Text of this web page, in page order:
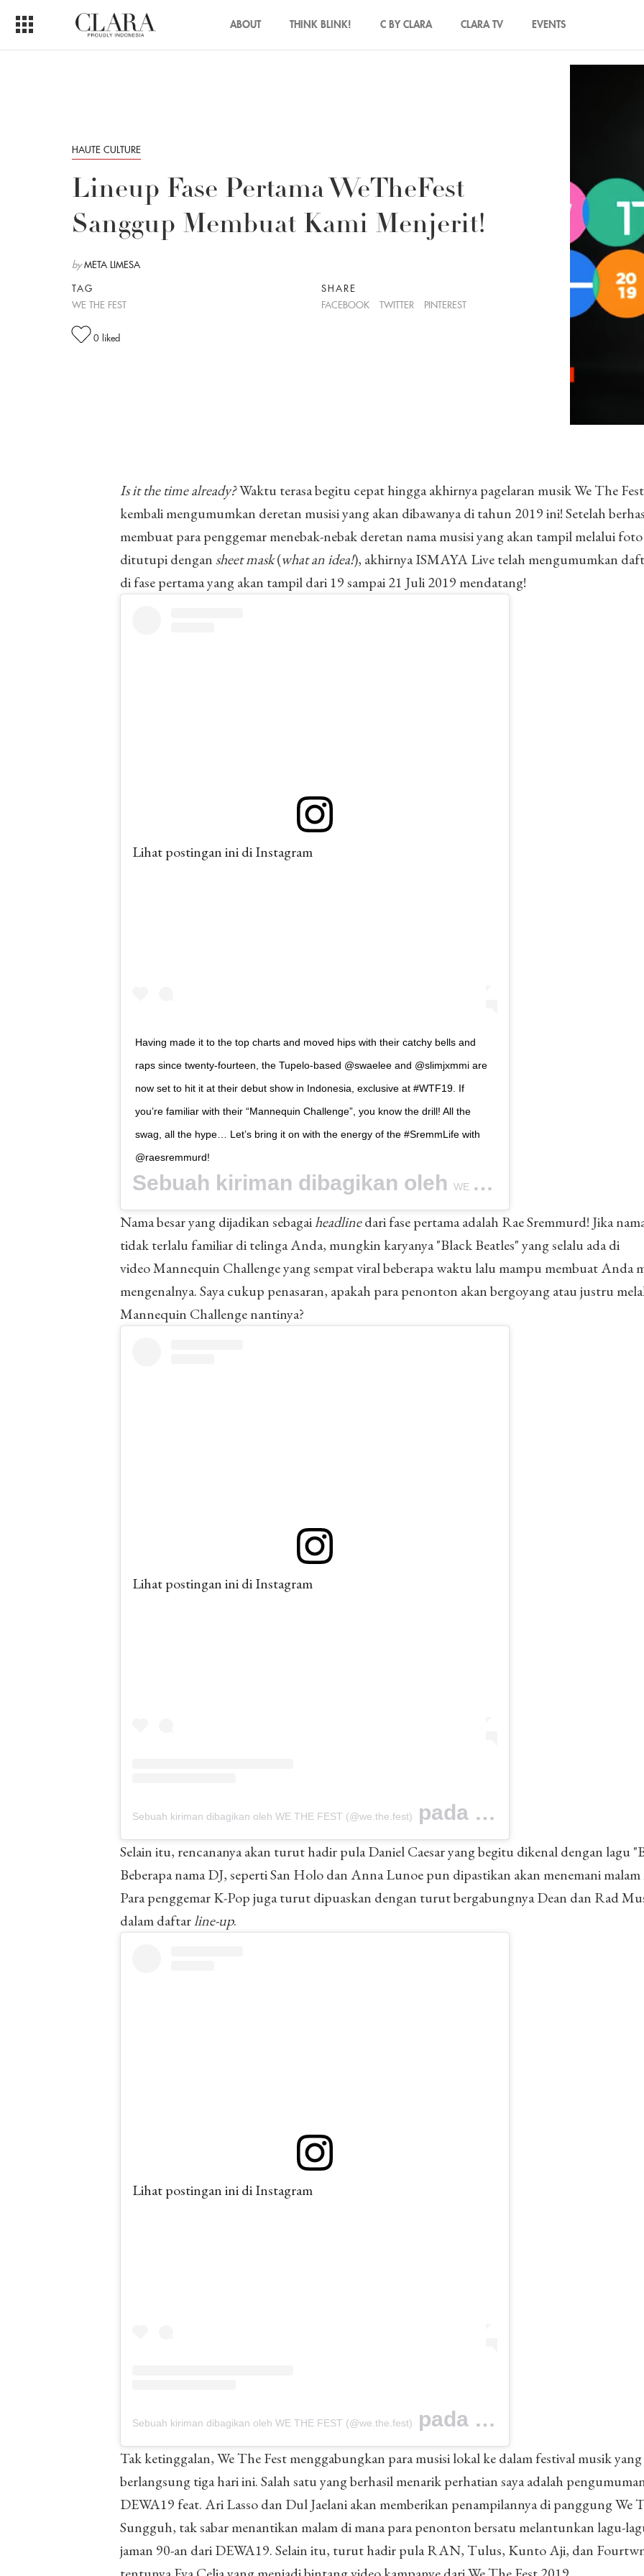
ABOUT THINK BLINK! C BY CLARA CLARA TV EVENTS
HAUTE CULTURE
Lineup Fase Pertama WeTheFest
Sanggup Membuat Kami Menjerit!
by META LIMESA
TAG
WE THE FEST
SHARE
FACEBOOK
TWITTER PINTEREST
0 liked
Is it the time already?Waktu terasa begitu cepat hingga akhirnya pagelaran musik We The
kembali mengumumkan deretan musisi yang akan dibawanya di tahun 2019 ini! Setelah
membuat para penggemar menebak-nebak deretan nama musisi yang akan tampil melalui
ditutupi dengan sheet mask(what an idea!), akhirnya ISMAYA Live telah mengumumkan
di fase pertama yang akan tampil dari 19 sampai 21 Juli 2019 mendatang!
Lihat postingan ini di Instagram
Having made it to the top charts and moved hips with their catchy bells and
raps since twenty-fourteen, the Tupelo-based @swaelee and @slimjxmmi are
now set to hit it at their debut show in Indonesia, exclusive at #WTF19. If
you’re familiar with their “Mannequin Challenge”, you know the drill! All the
swag, all the hype… Let’s bring it on with the energy of the #SremmLife with
@raesremmurd!
Sebuah kiriman dibagikan oleh WE THE FEST
Nama besar yang dijadikan sebagaiheadlinedari fase pertama adalah Rae Sremmurd! Jika
tidak terlalu familiar di telinga Anda, mungkin karyanya "Black Beatles" yang selalu ada di
video Mannequin Challenge yang sempat viral beberapa waktu lalu mampu membuat Anda
mengenalnya. Saya cukup penasaran, apakah para penonton akan bergoyang atau justru
Mannequin Challenge nantinya?
Lihat postingan ini di Instagram
Sebuah kiriman dibagikan oleh WE THE FEST (@we.the.fest) pada 22 Peb 2019 jam 3:32 PST
Selain itu, rencananya akan turut hadir pula Daniel Caesar yang begitu dikenal dengan lagu
Beberapa nama DJ, seperti San Holo dan Anna Lunoe pun dipastikan akan menemani
Para penggemar K-Pop juga turut dipuaskan dengan turut bergabungnya Dean dan Rad
dalam daftarline-up.
Lihat postingan ini di Instagram
Sebuah kiriman dibagikan oleh WE THE FEST (@we.the.fest) pada 22 Peb 2019 jam 2:12 PST
Tak ketinggalan, We The Fest menggabungkan para musisi lokal ke dalam festival musik yang
berlangsung tiga hari ini. Salah satu yang berhasil menarik perhatian saya adalah
DEWA19 feat. Ari Lasso dan Dul Jaelani akan memberikan penampilannya di panggung We
Sungguh, tak sabar menantikan malam di mana para penonton bersatu melantunkan lagu-
jaman 90-an dari DEWA19. Selain itu, turut hadir pula RAN, Tulus, Kunto Aji, dan